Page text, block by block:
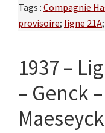
Tags : Compagnie
provisoire; ligne 21A;
1937 –
– Genck
Maeseyck